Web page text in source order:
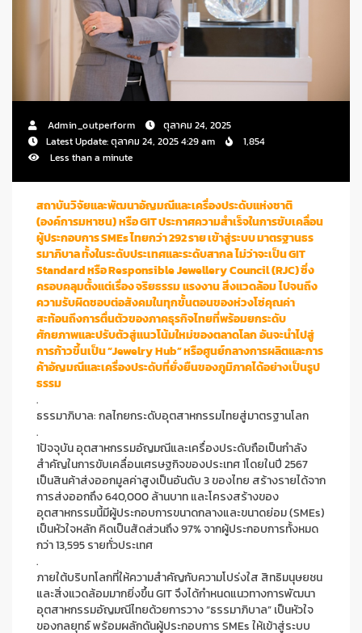
Admin_outperform
ตุลาคม 24, 2025
Latest Update: ตุลาคม 24, 2025 4:29 am
1,854
Less than a minute
สถาบันวิจัยและพัฒนาอัญมณีและเครื่องประดับแห่งชาติ
(องค์การมหาชน) หรือ GIT ประกาศความสำเร็จในการขับเคลื่อน
ผู้ประกอบการ SMEs ไทยกว่า 292 ราย เข้าสู่ระบบ มาตรฐานธร
รมาภิบาล ทั้งในระดับประเทศและระดับสากล ไม่ว่าจะเป็น GIT
Standard หรือ Responsible Jewellery Council (RJC) ซึ่ง
ครอบคลุมตั้งแต่เรื่อง จริยธรรม แรงงาน สิ่งแวดล้อม ไปจนถึง
ความรับผิดชอบต่อสังคมในทุกขั้นตอนของห่วงโซ่คุณค่า
สะท้อนถึงการตื่นตัวของภาคธุรกิจไทยที่พร้อมยกระดับ
ศักยภาพและปรับตัวสู่แนวโน้มใหม่ของตลาดโลก อันจะนำไปสู่
การก้าวขึ้นเป็น “Jewelry Hub” หรือศูนย์กลางการผลิตและการ
ค้าอัญมณีและเครื่องประดับที่ยั่งยืนของภูมิภาคได้อย่างเป็นรูป
ธรรม
.
ธรรมาภิบาล: กลไกยกระดับอุตสาหกรรมไทยสู่มาตรฐานโลก
.
1ปัจจุบัน อุตสาหกรรมอัญมณีและเครื่องประดับถือเป็นกำลัง
สำคัญในการขับเคลื่อนเศรษฐกิจของประเทศ 1โดยในปี 2567
เป็นสินค้าส่งออกมูลค่าสูงเป็นอันดับ 3 ของไทย สร้างรายได้จาก
การส่งออกถึง 640,000 ล้านบาท และโครงสร้างของ
อุตสาหกรรมนี้มีผู้ประกอบการขนาดกลางและขนาดย่อม (SMEs)
เป็นหัวใจหลัก คิดเป็นสัดส่วนถึง 97% จากผู้ประกอบการทั้งหมด
กว่า 13,595 รายทั่วประเทศ
.
ภายใต้บริบทโลกที่ให้ความสำคัญกับความโปร่งใส สิทธิมนุษยชน
และสิ่งแวดล้อมมากยิ่งขึ้น GIT จึงได้กำหนดแนวทางการพัฒนา
อุตสาหกรรมอัญมณีไทยด้วยการวาง “ธรรมาภิบาล” เป็นหัวใจ
ของกลยุทธ์ พร้อมผลักดันผู้ประกอบการ SMEs ให้เข้าสู่ระบบ